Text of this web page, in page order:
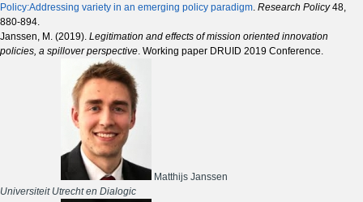
Policy:Addressing variety in an emerging policy paradigm Research Policy48,
880-894.
Janssen, M. (2019). Legitimation and effects of mission oriented innovation
policies, a spillover perspective . Working paper DRUID 2019 Conference.
Matthijs Janssen
Universiteit Utrecht en Dialogic